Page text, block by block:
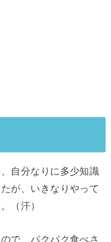
自分なりに多少知識
が、いきなりやって
（汗）
で、パクパク食べさ